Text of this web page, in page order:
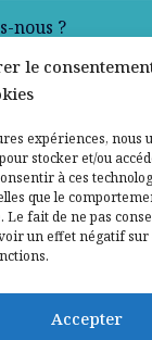
le
expériences, nous
stocker et/ou
à ces
que le
Le fait de ne pas
un effet négatif
Accepter
nous ?
confidentialité